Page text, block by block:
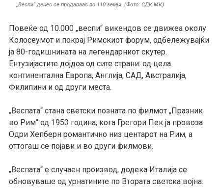
„Веспи“ денес се продавааѕ во 110 земји. (Фото: СДК.МК)
Повеќе од 10.000 „веспи“ викендов се движеа околу
Колосеумот и покрај Римскиот форум, одбележувајќи
ја 80-годишнината на легендарниот скутер.
Ентузијастите дојдоа од сите страни: од цела
континентална Европа, Англија, САД, Австралија,
Филипини и од други места.
„ Веспата“ стана светски позната по филмот „Празник
во Рим“ од 1953 година, кога Грегори Пек ја провоза
Одри Хепберн романтично низ центарот на Рим, а
оттогаш се појави и во други филмови.
„Веспата“ е случаен производ, додека Италија се
обновуваше од урнатините по Втората светска војна.